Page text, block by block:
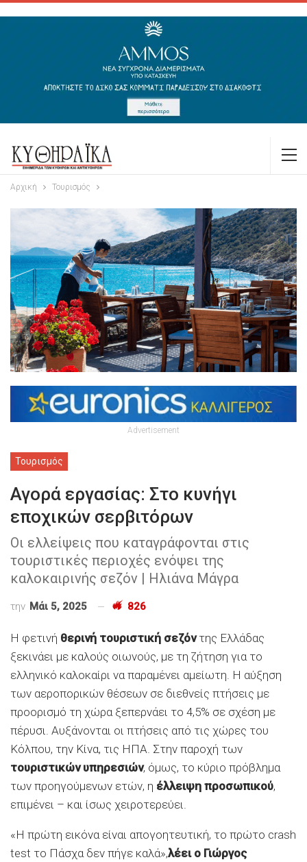
Αρχική Τουρισμός
Advertisement
Τουρισμός
Αγορά εργασίας: Στο κυνήγι
εποχικών σερβιτόρων
Οι ελλείψεις που καταγράφονται στις
τουριστικές περιοχές ενόψει της
καλοκαιρινής σεζόν | Ηλιάνα Μάγρα
την Μάι 5, 2025 826
Η φετινή θερινή τουριστική σεζόντης Ελλάδας
ξεκινάει με καλούς οιωνούς, με τη ζήτηση για το
ελληνικό καλοκαίρι να παραμένει αμείωτη. Η αύξηση
των αεροπορικών θέσεων σε διεθνείς πτήσεις με
προορισμό τη χώρα ξεπερνάει το 4,5% σε σχέση με
πέρυσι. Αυξάνονται οι πτήσεις από τις χώρες του
Κόλπου, την Κίνα, τις ΗΠΑ. Στην παροχή των
τουριστικών υπηρεσιών, όμως, το κύριο πρόβλημα
των προηγούμενων ετών, η έλλειψη προσωπικού,
επιμένει – και ίσως χειροτερεύει.
«Η πρώτη εικόνα είναι απογοητευτική, το πρώτο crash
test το Πάσχα δεν πήγε καλά»,λέει ο Γιώργος